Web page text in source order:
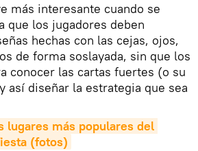
más interesante cuando se
que los jugadores deben
hechas con las cejas, ojos,
de forma soslayada, sin que los
conocer las cartas fuertes (o su
así diseñar la estrategia que sea
lugares más populares del
(fotos)